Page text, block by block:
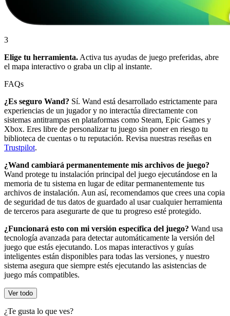
3
Elige tu herramienta. Activa tus ayudas de juego preferidas, abre
el mapa interactivo o graba un clip al instante.
FAQs
¿Es seguro Wand? Sí. Wand está desarrollado estrictamente para
experiencias de un jugador y no interactúa directamente con
sistemas antitrampas en plataformas como Steam, Epic Games y
Xbox. Eres libre de personalizar tu juego sin poner en riesgo tu
biblioteca de cuentas o tu reputación. Revisa nuestras reseñas en
Trustpilot.
¿Wand cambiará permanentemente mis archivos de juego?
Wand protege tu instalación principal del juego ejecutándose en la
memoria de tu sistema en lugar de editar permanentemente tus
archivos de instalación. Aun así, recomendamos que crees una copia
de seguridad de tus datos de guardado al usar cualquier herramienta
de terceros para asegurarte de que tu progreso esté protegido.
¿Funcionará esto con mi versión específica del juego? Wand usa
tecnología avanzada para detectar automáticamente la versión del
juego que estás ejecutando. Los mapas interactivos y guías
inteligentes están disponibles para todas las versiones, y nuestro
sistema asegura que siempre estés ejecutando las asistencias de
juego más compatibles.
Ver todo
¿Te gusta lo que ves?